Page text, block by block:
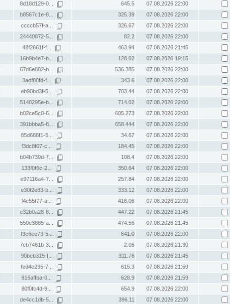
8d18d129-0... 645.5
07.08.2026 22:00
b8567c1e-8... 325.39
07.08.2026 22:00
ccccb57f-a... 326.67
07.08.2026 22:00
24440872-5... 82.2
07.08.2026 22:00
48f2661f-f... 463.94
07.08.2026 21:45
16b9b4e7-b... 128.02
07.08.2026 19:15
67d6e882-b... 536.385
07.08.2026 22:00
3adf88fd-f... 343.6
07.08.2026 22:00
eb90bd3f-5... 703.44
07.08.2026 22:00
5140295e-b... 714.02
07.08.2026 22:00
b02ce5c0-6... 605.273
07.08.2026 22:00
391bbba5-8... 658.444
07.08.2026 22:00
85d686f1-5... 34.67
07.08.2026 22:00
f3dc8f07-c... 184.45
07.08.2026 22:00
b04b739d-7... 108.4
07.08.2026 22:00
133f0f6c-2... 350.64
07.08.2026 22:00
e97116a4-7... 257.84
07.08.2026 22:00
e30f2e83-b... 333.12
07.08.2026 22:00
f4c55f77-a... 416.06
07.08.2026 22:00
e32b0a28-8... 447.22
07.08.2026 21:45
550e3885-a... 474.56
07.08.2026 21:45
f3c6ee73-5... 641.0
07.08.2026 22:00
7cb7461b-3... 2.05
07.08.2026 21:30
90bcb315-f... 311.76
07.08.2026 21:45
fed4c295-7... 615.3
07.08.2026 21:59
816affba-0... 628.9
07.08.2026 21:59
80f0fc4d-9... 654.9
07.08.2026 22:00
de4cc1db-5... 396.11 07.08.2026 22:00